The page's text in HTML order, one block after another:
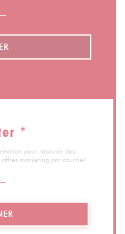
*
pour recevoir des
offres marketing par courriel.